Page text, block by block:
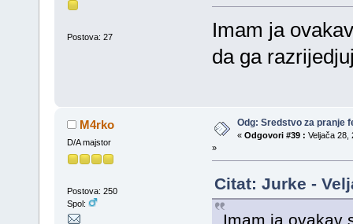
Postova: 27
Imam ja
da ga
M4rko
D/A majstor
Postova: 250
Spol:
Odg: Sredstvo za pranje
« Odgovori #39 : Veljača 28,
»
Citat: Jurke -
Imam ja ovakav